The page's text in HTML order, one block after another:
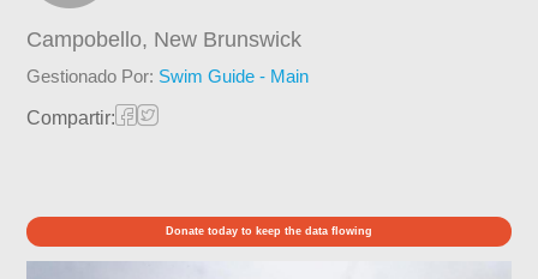
Campobello, New Brunswick
Gestionado Por: Swim Guide - Main
Compartir:
Donate today to keep the data flowing